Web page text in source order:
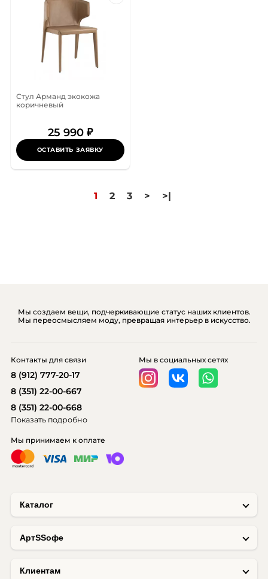
Стул Арманд экокожа
коричневый
25 990 ₽
ОСТАВИТЬ ЗАЯВКУ
1 2 3 > >|
Мы создаем вещи, подчеркивающие статус наших клиентов.
Мы переосмысляем моду, превращая интерьер в искусство.
Каталог
AртSSофе
Клиентам
Мы принимаем к оплате
Мы в социальных сетях
Контакты для связи
8 (912) 777-20-17
8 (351) 22-00-667
8 (351) 22-00-668
Показать подробно